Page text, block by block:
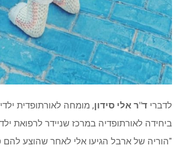
לדברי ד"ר אלי סידון, מומחה לאורתופדית
ביחידה לאורתופדיה במרכז שניידר לרפואת
"הוריה של ארבל הגיעו אלי לאחר שהוצע להם